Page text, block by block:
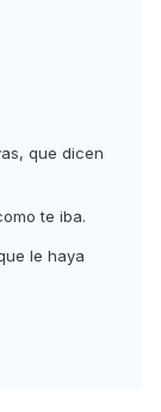
que dicen
te iba.
le haya